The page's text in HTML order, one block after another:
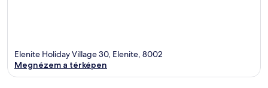
Elenite Holiday Village 30, Elenite, 8002
Megnézem a térképen